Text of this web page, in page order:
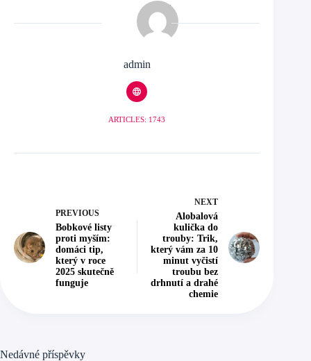
admin
ARTICLES: 1743
PREVIOUS
Bobkové listy
proti myším:
domáci tip,
který v roce
2025 skutečně
funguje
NEXT
Alobalová
kulička do
trouby: Trik,
který vám za 10
minut vyčistí
troubu bez
drhnutí a drahé
chemie
Nedávné příspěvky